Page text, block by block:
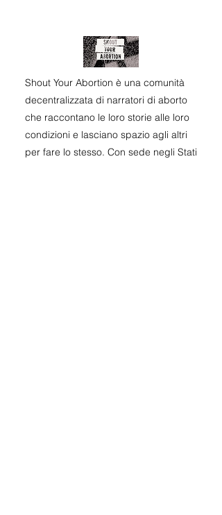
Shout Your Abortion è una comunità
decentralizzata di narratori di aborto
che raccontano le loro storie alle loro
condizioni e lasciano spazio agli altri
per fare lo stesso. Con sede negli Stati